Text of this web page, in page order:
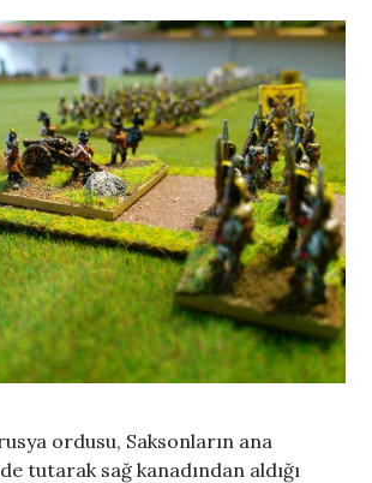
ordusu, Saksonların ana
tutarak sağ kanadından aldığı